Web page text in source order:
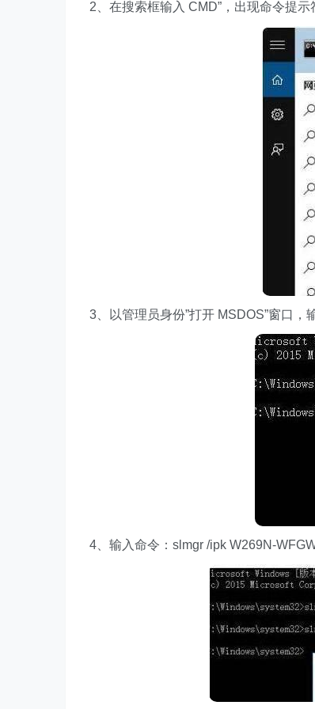
2、在搜索框输入 CMD”，出现命令提
3、以管理员身份”打开 MSDOS”窗口
4、输入命令：slmgr /ipk W269N-